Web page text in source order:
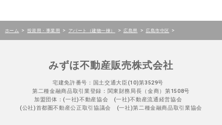
ホーム > 投資用・事業用 > アパート（建物一棟） > 広島県 > 広島市中区 >
みずほ不動産販売株式会社
宅建免許番号：国土交通大臣(10)第3529号
第二種金融商品取引業登録：関東財務局長（金商）第1508号
加盟団体：(一社)不動産協会 (一社)不動産流通経営協会
(公社)首都圏不動産公正取引協議会 (一社)第二種金融商品取引業協会